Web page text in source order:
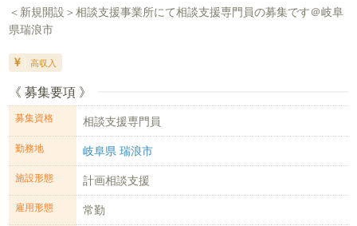
＜新規開設＞相談支援事業所にて相談支援専門員の募集です＠岐阜
県瑞浪市
高収入
《 募集要項 》
募集資格 相談支援専門員
勤務地 岐阜県 瑞浪市
施設形態 計画相談支援
雇用形態 常勤